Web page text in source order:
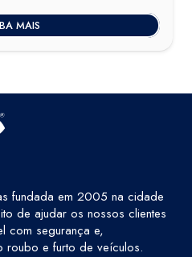
MAIS
fundada em 2005 na cidade
de ajudar os nossos clientes
com segurança e,
roubo e furto de veículos.